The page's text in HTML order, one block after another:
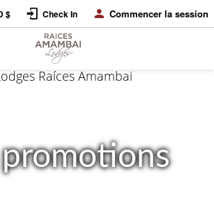
$ Check In Commencer la session
promotions